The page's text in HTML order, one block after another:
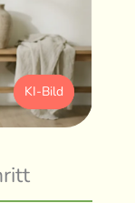
KI-Bild